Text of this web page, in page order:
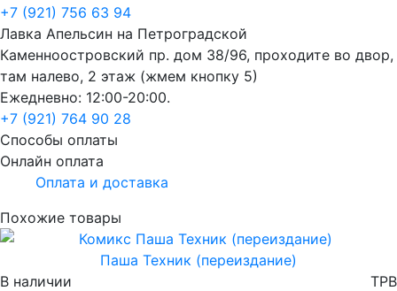
+7 (921) 756 63 94
Лавка Апельсин на Петроградской
Каменноостровский пр. дом 38/96, проходите во двор,
там налево, 2 этаж (жмем кнопку 5)
Ежедневно: 12:00-20:00.
+7 (921) 764 90 28
Способы оплаты
Онлайн оплата
Оплата и доставка
Похожие товары
Паша Техник (переиздание)
В наличии
TPB